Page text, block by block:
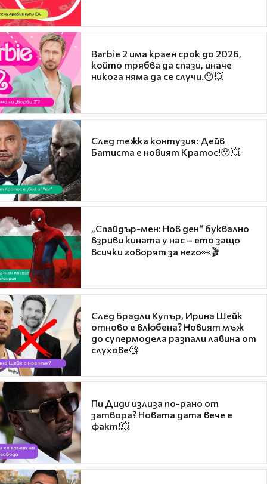
Barbie 2 има краен срок до 2026,
който трябва да спази, иначе
никога няма да се случи.😯💥
След тежка контузия: Дейв
Батиста е новият Кратос!😯💥
„Спайдър-мен: Нов ден“ буквално
взриви кината у нас – ето защо
всички говорят за него👀🎬
След Брадли Купър, Ирина Шейк
отново е влюбена? Новият мъж
до супермодела разпали лавина от
слухове🧐
Пи Диди излиза по-рано от
затвора? Новата дата вече е
факт!💥